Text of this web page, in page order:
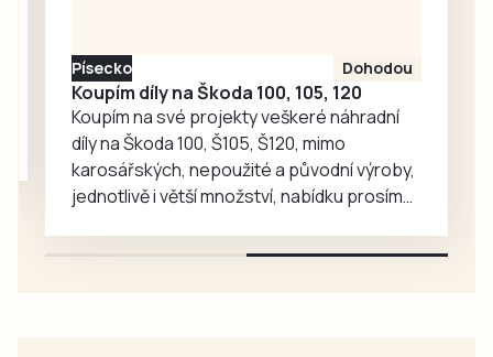
Prachaticích.
Písecko Dohodou
Koupím díly na Škoda 100, 105, 120
Koupím na své projekty veškeré náhradní
díly na Škoda 100, Š105, Š120, mimo
karosářských, nepoužité a původní výroby,
jednotlivě i větší množství, nabídku prosím